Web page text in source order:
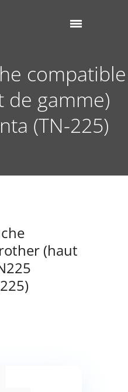
compatible
de gamme)
(TN-225)
(haut